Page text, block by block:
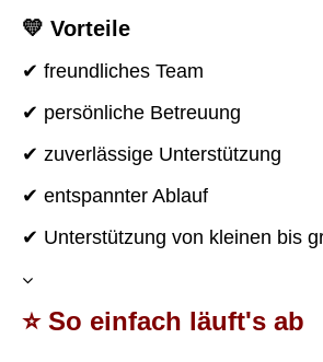
💛 Vorteile
✔ freundliches Team
✔ persönliche Betreuung
✔ zuverlässige Unterstützung
✔ entspannter Ablauf
✔ Unterstützung von kleinen bis
⭐ So einfach läuft's ab